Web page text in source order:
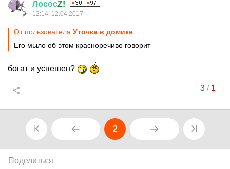
ЛососZ!
12:14, 12.04.2017
От пользователя Уточка в домике
Его мыло об этом красноречиво говорит
богат и успешен?
3/ 1
2
Поделиться